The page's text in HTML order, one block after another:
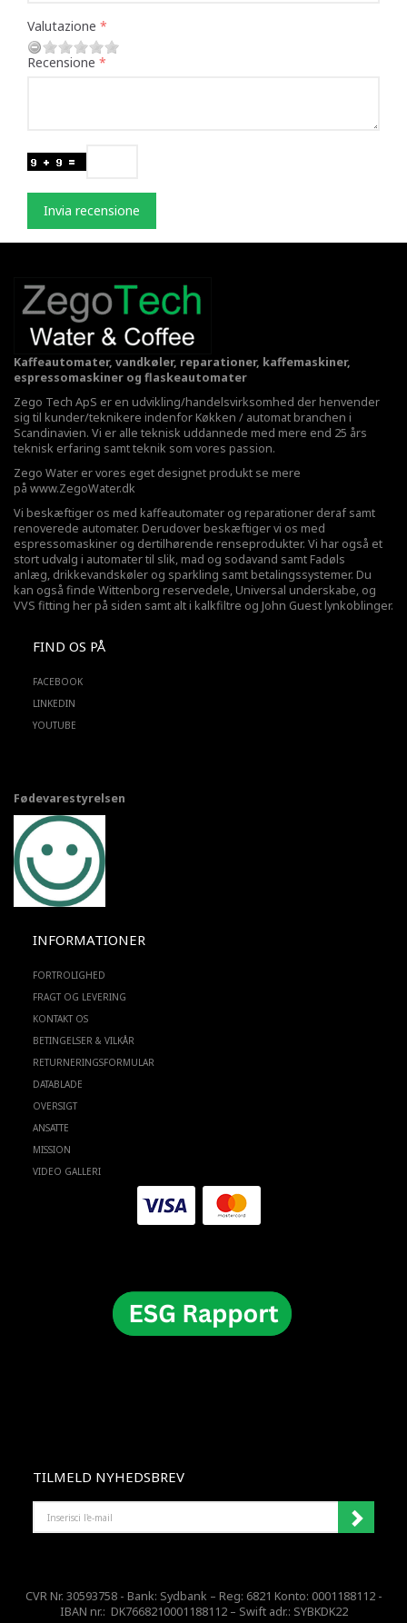
Valutazione
Recensione
Invia recensione
Kaffeautomater, vandkøler, reparationer, kaffemaskiner,
espressomaskiner og flaskeautomater
Zego Tech ApS er en udvikling/handelsvirksomhed der henvender
sig til kunder/teknikere indenfor Køkken / automat branchen i
Scandinavien. Vi er alle teknisk uddannede med mere end 25 års
teknisk erfaring samt teknik som vores passion.
Zego Water er vores eget designet produkt se mere
på www.ZegoWater.dk
Vi beskæftiger os med kaffeautomater og reparationer deraf samt
renoverede automater. Derudover beskæftiger vi os med
espressomaskiner og dertilhørende renseprodukter. Vi har også et
stort udvalg i automater til slik, mad og sodavand samt Fadøls
anlæg, drikkevandskøler og sparkling samt betalingssystemer. Du
kan også finde Wittenborg reservedele, Universal underskabe, og
VVS fitting her på siden samt alt i kalkfiltre og John Guest lynkoblinger.
FIND OS PÅ
FACEBOOK
LINKEDIN
YOUTUBE
Fødevarestyrelsen
INFORMATIONER
FORTROLIGHED
FRAGT OG LEVERING
KONTAKT OS
BETINGELSER & VILKÅR
RETURNERINGSFORMULAR
DATABLADE
OVERSIGT
ANSATTE
MISSION
VIDEO GALLERI
TILMELD NYHEDSBREV
MAIL
CVR Nr. 30593758 - Bank: Sydbank – Reg: 6821 Konto: 0001188112 -
IBAN nr.: DK7668210001188112 – Swift adr.: SYBKDK22